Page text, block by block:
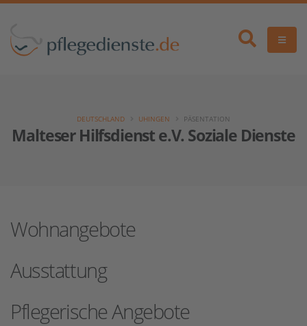
Malteser Hilfsdienst e.V. Soziale Dienste
DEUTSCHLAND UHINGEN PÄSENTATION
Wohnangebote
Ausstattung
Pflegerische Angebote